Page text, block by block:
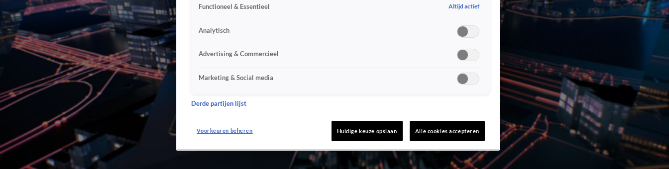
Functioneel & Essentieel Altijd actief
Analytisch
Advertising & Commercieel
Marketing & Social media
Derde partijen lijst
Voorkeuren beheren Huidige keuze opslaan Alle cookies accepteren